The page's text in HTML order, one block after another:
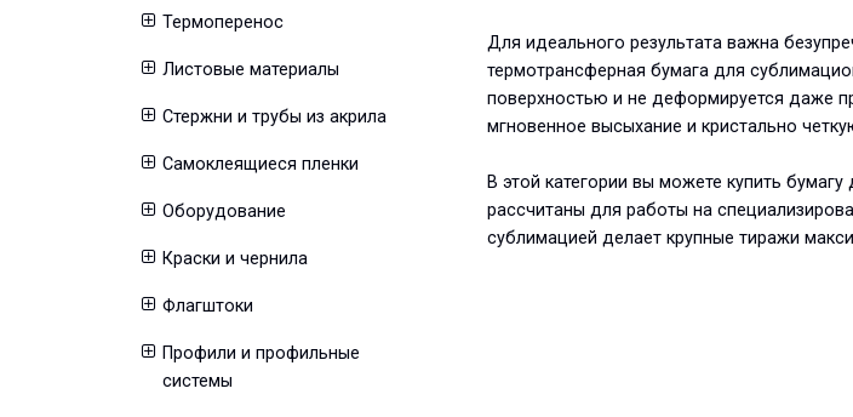
Термоперенос
Листовые материалы
Стержни и трубы из акрила
Самоклеящиеся пленки
Оборудование
Краски и чернила
Флагштоки
Профили и профильные
системы
Для идеального результата важна
термотрансферная бумага для
поверхностью и не деформируется даже
мгновенное высыхание и кристально
В этой категории вы можете купить
рассчитаны для работы на
сублимацией делает крупные тиражи